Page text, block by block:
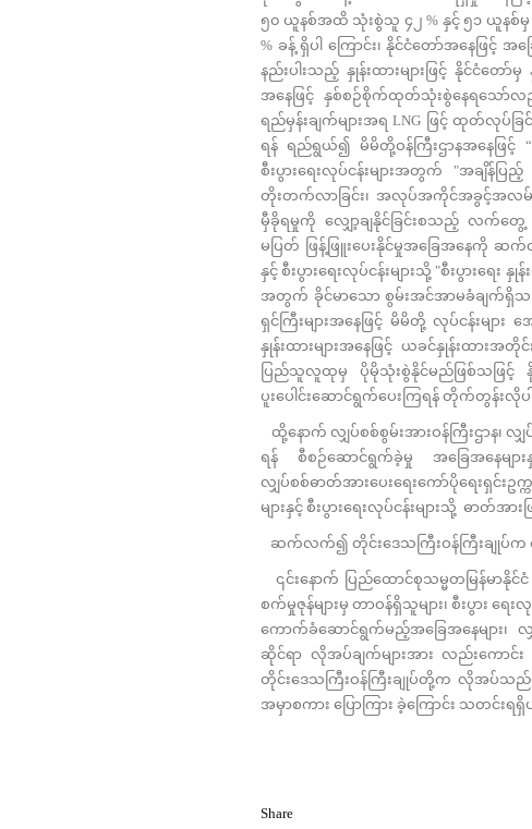
၅၀ ယူနစ်အထိ သုံးစွဲသူ ၄၂ % နှင့် ၅၁ ယူနစ်မှ
% ခန့် ရှိပါ ကြောင်း၊ နိုင်ငံတော်အနေဖ
နည်းပါးသည့် နှုန်းထားများဖြင့် နိုင်ငံတော်
အနေဖြင့် နှစ်စဉ်စိုက်ထုတ်သုံးစွဲနေရသော်လ
ရည်မှန်းချက်များအရ LNG ဖြင့် ထုတ်လုပ်
ရန် ရည်ရွယ်၍ မိမိတို့ဝန်ကြီးဌာနအနေဖြင့်
စီးပွားရေးလုပ်ငန်းများအတွက် "အချိန်
တိုးတက်လာခြင်း၊ အလုပ်အကိုင်အခွင့်အလမ်းမျ
မှီခိုရမှုကို လျှော့ချနိုင်ခြင်းစသည့် လက်တွေ့
မပြတ် ဖြန့်ဖြူးပေးနိုင်မှုအခြေအနေကို
နှင့် စီးပွားရေးလုပ်ငန်းများသို့ "စီးပွားရေး
အတွက် ခိုင်မာသော စွမ်းအင်အာမခံချက်ရှိသည့်
ရှင်ကြီးများအနေဖြင့် မိမိတို့ လုပ်ငန်းမျာ
နှုန်းထားများအနေဖြင့် ယခင်နှုန်းထားအ
ပြည်သူလူထုမှ ပိုမိုသုံးစွဲနိုင်မည်ဖြစ်သဖြင့်
ပူးပေါင်းဆောင်ရွက်ပေးကြရန် တိုက်တွန်းလိုပါ
ထို့နောက် လျှပ်စစ်စွမ်းအားဝန်ကြီးဌာန၊
ရန် စီစဉ်ဆောင်ရွက်ခဲ့မှု အခြေအနေမျ
လျှပ်စစ်ဓာတ်အားပေးရေးကော်ပိုရေးရှင်
များနှင့် စီးပွားရေးလုပ်ငန်းများသို့ ဓာတ်
ဆက်လက်၍ တိုင်းဒေသကြီးဝန်ကြီးချုပ်က
၎င်းနောက် ပြည်ထောင်စုသမ္မတမြန်မာနို
စက်မှုဇုန်များမှ တာဝန်ရှိသူများ၊ စီးပွား ရ
ကောက်ခံဆောင်ရွက်မည့်အခြေအနေများ၊
ဆိုင်ရာ လိုအပ်ချက်များအား လည်းကောင်း
တိုင်းဒေသကြီးဝန်ကြီးချုပ်တို့က လိုအပ်သည်မျ
အမှာစကား ပြောကြား ခဲ့ကြောင်း သတင်းရ
Share